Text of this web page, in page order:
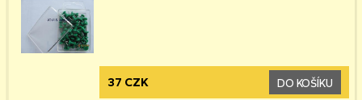
37 CZK DO KOŠÍKU